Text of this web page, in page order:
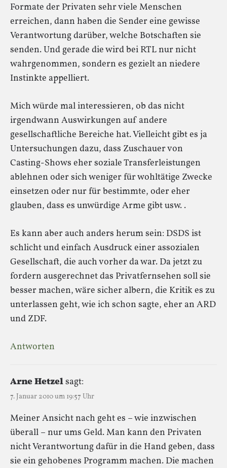
Formate der Privaten sehr viele Menschen
erreichen, dann haben die Sender eine gewisse
Verantwortung darüber, welche Botschaften sie
senden. Und gerade die wird bei RTL nur nicht
wahrgenommen, sondern es gezielt an niedere
Instinkte appelliert.
Mich würde mal interessieren, ob das nicht
irgendwann Auswirkungen auf andere
gesellschaftliche Bereiche hat. Vielleicht gibt es ja
Untersuchungen dazu, dass Zuschauer von
Casting-Shows eher soziale Transferleistungen
ablehnen oder sich weniger für wohltätige Zwecke
einsetzen oder nur für bestimmte, oder eher
glauben, dass es unwürdige Arme gibt usw. .
Es kann aber auch anders herum sein: DSDS ist
schlicht und einfach Ausdruck einer assozialen
Gesellschaft, die auch vorher da war. Da jetzt zu
fordern ausgerechnet das Privatfernsehen soll sie
besser machen, wäre sicher albern, die Kritik es zu
unterlassen geht, wie ich schon sagte, eher an ARD
und ZDF.
Antworten
Arne Hetzelsagt:
7. Januar 2010 um 19:57 Uhr
Meiner Ansicht nach geht es – wie inzwischen
überall – nur ums Geld. Man kann den Privaten
nicht Verantwortung dafür in die Hand geben, dass
sie ein gehobenes Programm machen. Die machen